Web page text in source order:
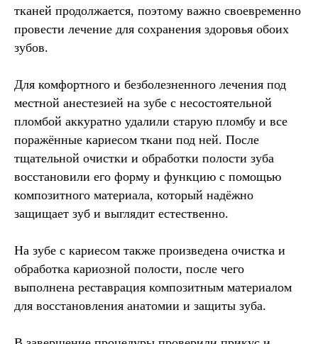
тканей продолжается, поэтому важно своевременно
провести лечение для сохранения здоровья обоих
зубов.
Для комфортного и безболезненного лечения под
местной анестезией на зубе с несостоятельной
пломбой аккуратно удалили старую пломбу и все
поражённые кариесом ткани под ней. После
тщательной очистки и обработки полости зуба
восстановили его форму и функцию с помощью
композитного материала, который надёжно
защищает зуб и выглядит естественно.
На зубе с кариесом также произведена очистка и
обработка кариозной полости, после чего
выполнена реставрация композитным материалом
для восстановления анатомии и защиты зуба.